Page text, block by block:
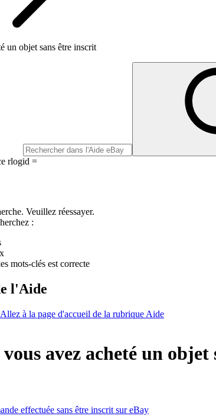
un objet sans être inscrit
rlogid =
Veuillez réessayer.
:
mots-clés est correcte
l'Aide
Allez à la page d'accueil de la rubrique Aide
avez acheté un objet
effectuée sans être inscrit sur eBay